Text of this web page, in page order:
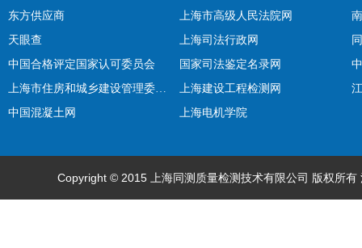
东方供应商
天眼查
中国合格评定国家认可委员会
上海市住房和城乡建设管理委员会
中国混凝土网
上海市高级人民法院网
上海司法行政网
国家司法鉴定名录网
上海建设工程检测网
上海电机学院
Copyright © 2015 上海同测质量检测技术有限公司 版权所有